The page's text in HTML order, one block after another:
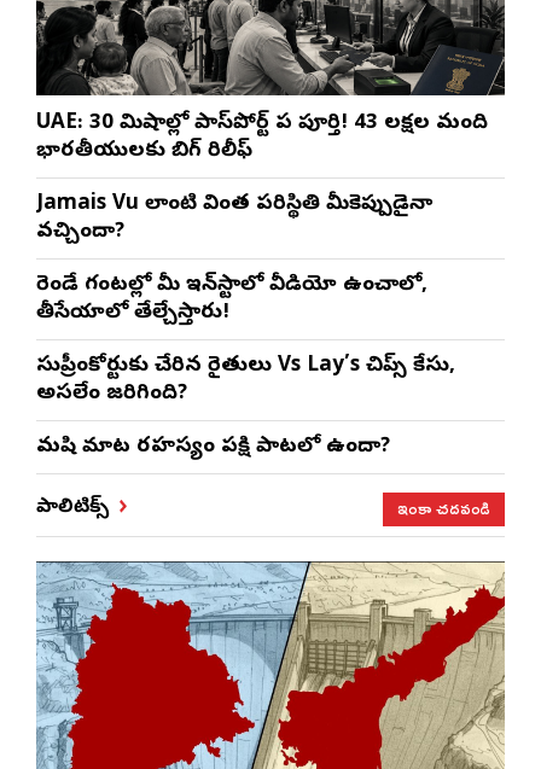
UAE: 30 నిమిషాల్లో పాస్‌పోర్ట్ పని పూర్తి! 43 లక్షల మంది
భారతీయులకు బిగ్ రిలీఫ్
Jamais Vu లాంటి వింత పరిస్థితి మీకెప్పుడైనా
వచ్చిందా?
రెండే గంటల్లో మీ ఇన్‌స్టాలో వీడియో ఉంచాలో,
తీసేయాలో తేల్చేస్తారు!
సుప్రీంకోర్టుకు చేరిన రైతులు Vs Lay’s చిప్స్‌ కేసు,
అసలేం జరిగింది?
మనిషి మాట రహస్యం పక్షి పాటలో ఉందా?
పాలిటిక్స్ ఇంకా చదవండి